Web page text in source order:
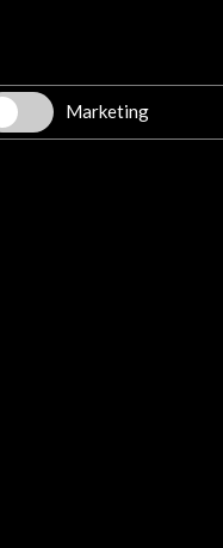
22 Sept - 15 Ene 2011
Museo de Arte Moderno de
Marketing